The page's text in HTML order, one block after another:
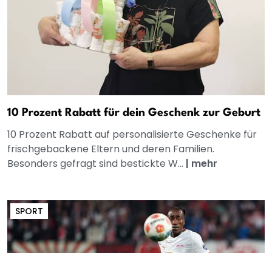
10 Prozent Rabatt für dein Geschenk zur Geburt
10 Prozent Rabatt auf personalisierte Geschenke für
frischgebackene Eltern und deren Familien.
Besonders gefragt sind bestickte W... | mehr
SPORT